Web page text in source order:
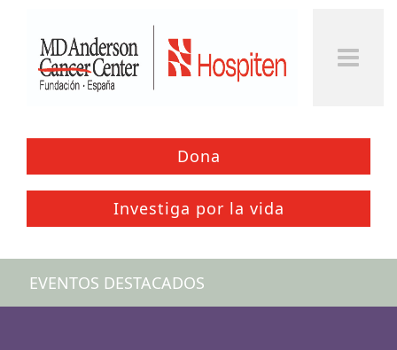
Dona
Investiga por la vida
EVENTOS DESTACADOS